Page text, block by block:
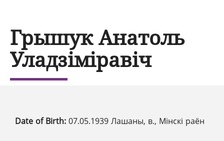
Грышук Анатоль
Уладзіміравіч
Date of Birth: 07.05.1939 Лашаны, в., Мінскі раён